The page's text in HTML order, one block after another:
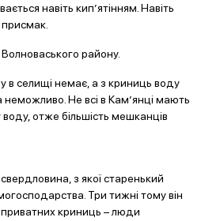
навіть кип’ятінням. Навіть
присмак.
району.
в селищі немає, а з криниць воду
Не всі в Кам’янці мають
отже більшість мешканців
з якої старенький
Три тижні тому він
приватних криниць – люди